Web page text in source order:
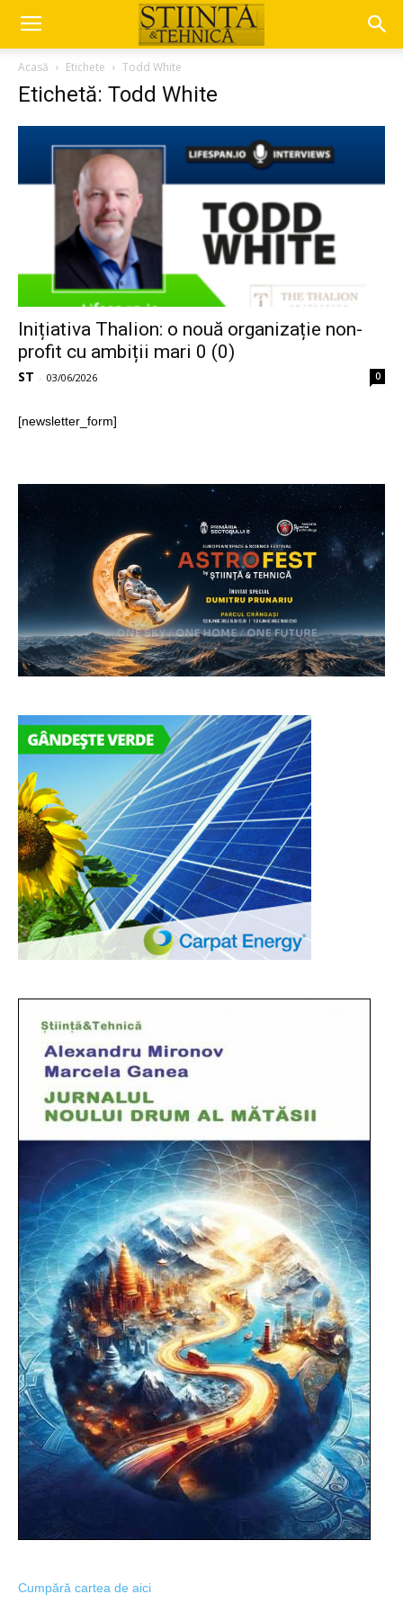
Acasă Etichete Todd White
Etichetă: Todd White
Inițiativa Thalion: o nouă organizație non-
profit cu ambiții mari 0 (0)
ST - 03/06/2026 0
[newsletter_form]
Cumpără cartea de aici